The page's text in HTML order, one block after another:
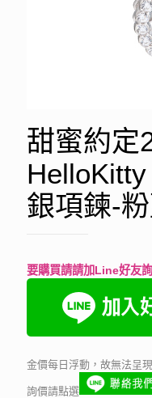
甜蜜約定
銀項鍊-
要購買請請加Line好友
金價每日浮動，故無法呈現
詢價請點選